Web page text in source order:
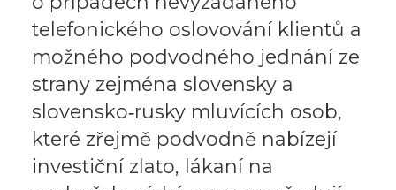
telefonického oslovování klientů a
možného podvodného jednání ze
strany zejména slovensky a
slovensko‑rusky mluvících osob,
které zřejmě podvodně nabízejí
investiční zlato, lákaní na